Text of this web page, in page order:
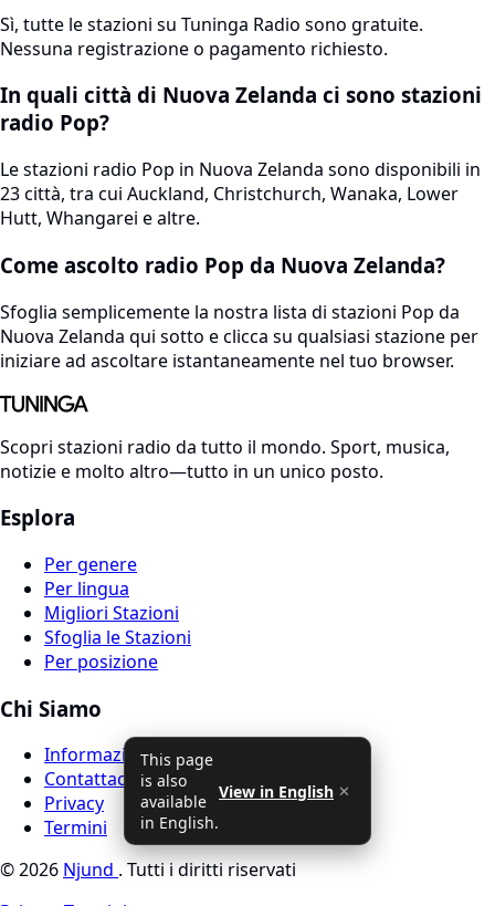
Sì, tutte le stazioni su Tuninga Radio sono gratuite.
Nessuna registrazione o pagamento richiesto.
In quali città di Nuova Zelanda ci sono stazioni
radio Pop?
Le stazioni radio Pop in Nuova Zelanda sono disponibili in
23 città, tra cui Auckland, Christchurch, Wanaka, Lower
Hutt, Whangarei e altre.
Come ascolto radio Pop da Nuova Zelanda?
Sfoglia semplicemente la nostra lista di stazioni Pop da
Nuova Zelanda qui sotto e clicca su qualsiasi stazione per
iniziare ad ascoltare istantaneamente nel tuo browser.
Scopri stazioni radio da tutto il mondo. Sport, musica,
notizie e molto altro—tutto in un unico posto.
Esplora
Per genere
Per lingua
Migliori Stazioni
Sfoglia le Stazioni
Per posizione
Chi Siamo
Informazioni su Tuninga Radio
Contattaci
Privacy
Termini
© 2026 Njund . Tutti i diritti riservati
This page
is also
available
in English.
View in English ✕